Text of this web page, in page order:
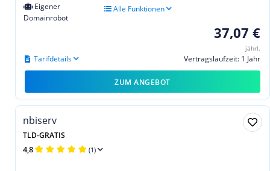
Eigener
Domainrobot
Alle Funktionen
37,07 €
jährl.
Vertragslaufzeit: 1 Jahr
Tarifdetails
ZUM ANGEBOT
nbiserv
TLD-GRATIS
4,8 (1)